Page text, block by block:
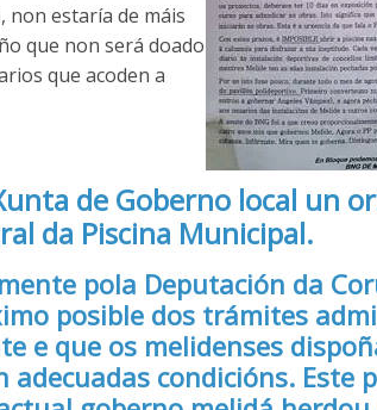
de Goberno local un
da Piscina Municipal.
pola Deputación da
posible dos trámites
e que os melidenses
condicións. Este
non estaría de máis
que non será doado
que acoden a